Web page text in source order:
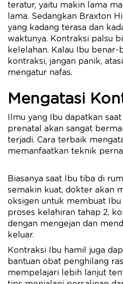
teratur, yaitu makin lama
lama. Sedangkan Braxton
yang kadang terasa dan
waktunya. Kontraksi palsu
kelelahan. Kalau Ibu benar-
kontraksi, jangan panik,
mengatur nafas.
Mengatasi
Ilmu yang Ibu dapatkan
prenatal akan sangat
terjadi. Cara terbaik
memanfaatkan teknik
Biasanya saat Ibu tiba di
semakin kuat, dokter akan
oksigen untuk membuat Ibu
proses kelahiran tahap 2,
dengan mengejan dan
keluar.
Kontraksi Ibu hamil juga
bantuan obat penghilang
mempelajari lebih lanjut